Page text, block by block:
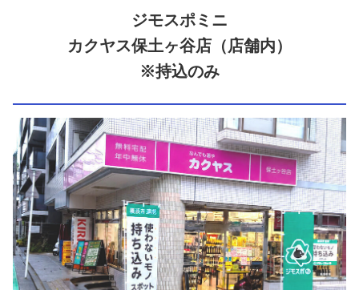
ジモスポミニ
カクヤス保土ヶ谷店（店舗内）
※持込のみ